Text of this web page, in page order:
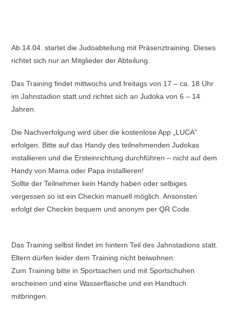
Ab 14.04. startet die Judoabteilung mit Präsenztraining. Dieses
richtet sich nur an Mitglieder der Abteilung.
Das Training findet mittwochs und freitags von 17 – ca. 18 Uhr
im Jahnstadion statt und richtet sich an Judoka von 6 – 14
Jahren.
Die Nachverfolgung wird über die kostenlose App „LUCA“
erfolgen. Bitte auf das Handy des teilnehmenden Judokas
installieren und die Ersteinrichtung durchführen – nicht auf dem
Handy von Mama oder Papa installieren!
Sollte der Teilnehmer kein Handy haben oder selbiges
vergessen so ist ein Checkin manuell möglich. Ansonsten
erfolgt der Checkin bequem und anonym per QR Code.
Das Training selbst findet im hintern Teil des Jahnstadions statt.
Eltern dürfen leider dem Training nicht beiwohnen.
Zum Training bitte in Sportsachen und mit Sportschuhen
erscheinen und eine Wasserflasche und ein Handtuch
mitbringen.